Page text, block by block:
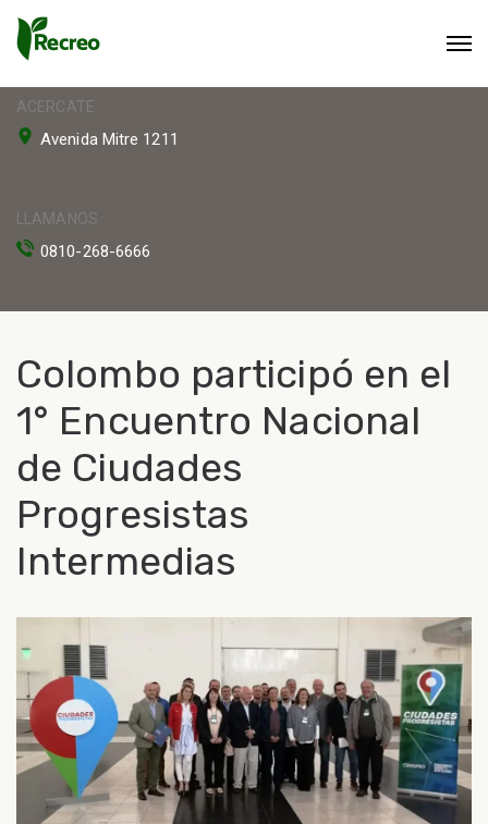
ACERCATE
Avenida Mitre 1211
LLAMANOS
0810-268-6666
Colombo participó en el
1° Encuentro Nacional
de Ciudades
Progresistas
Intermedias